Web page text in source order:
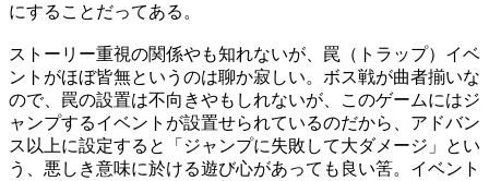
にすることだってある。
ストーリー重視の関係やも知れないが、罠（トラップ）イベ
ントがほぼ皆無というのは聊か寂しい。ボス戦が曲者揃いな
ので、罠の設置は不向きやもしれないが、このゲームにはジ
ャンプするイベントが設置せられているのだから、アドバン
ス以上に設定すると「ジャンプに失敗して大ダメージ」とい
う、悪しき意味に於ける遊び心があっても良い筈。イベント